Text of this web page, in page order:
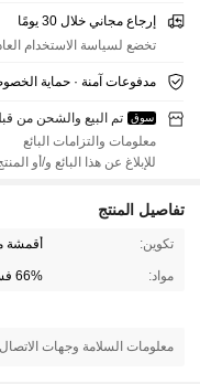
إرجاع مجاني خلال 30 يومًا
تخضع لسياسة الاستخدام
مدفوعات آمنة · حماية
سوق
تم البيع والشحن من
معلومات والتزامات البائع
للإبلاغ عن هذا البائع و/أو
تفاصيل المنتج
تكوين: أقمشة
مواد: 66% فسكوزي, 34% البوليستر
معلومات السلامة وجهات الاتصال